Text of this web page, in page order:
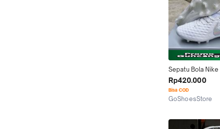
Sepatu Bola
Legend8 Putih
Fg Legend 8
Rp420.000
Bisa COD
GoShoesStore